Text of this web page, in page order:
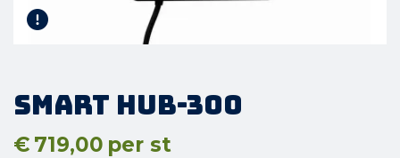
SMART HUB-300
€ 719,00 per st